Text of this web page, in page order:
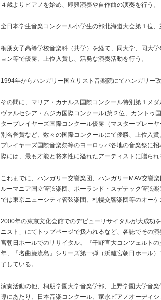
４歳よりピアノを始め、即興演奏や自作曲の演奏を行う。
全日本学生音楽コンクール小学生の部北海道大会第１位、
桐朋女子高等学校音楽科（共学）を経て、同大学、同大
ョン等で優勝、上位入賞し、活発な演奏活動を行う。
1994年からハンガリー国立リスト音楽院にてハンガリー
その間に、マリア・カナルス国際コンクール特別第１メ
ヴァルセシア・ムジカ国際コンクール)第２位、カントゥ
タープレイヤーズ国際コンクール優勝（マスタープレー
別名誉賞など、数々の国際コンクールにて優勝、上位入
プレイヤーズ国際音楽祭等のヨーロッパ各地の音楽祭に
際には、最も才能と将来性に溢れたアーティストに贈ら
これまでに、ハンガリー交響楽団、ハンガリーMAV交響
ルーマニア国立管弦楽団、ポーランド・スデテック管弦
では東京ニューシティ管弦楽団、札幌交響楽団等のオーケ
2000年の東京文化会館でのデビューリサイタルが大成功
ニスト」にてトップページで扱われるなど、各誌でその
宮朝日ホールでのリサイタル、『干野宜大コンツェルト
年、『名曲巌流島』シリーズ第一弾（浜離宮朝日ホール
了している。
演奏活動の他、桐朋学園大学音楽学部、上野学園大学音
導にあたり、日本音楽コンクール、家永ピアノオーディ